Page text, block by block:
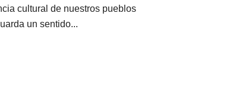
cultural de nuestros pueblos
un sentido...